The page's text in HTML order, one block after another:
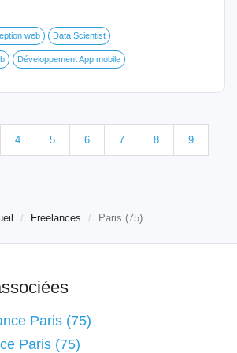
web Data Scientist
Développement App mobile
4 5 6 7 8 9
Freelances Paris (75)
Paris (75)
Paris (75)